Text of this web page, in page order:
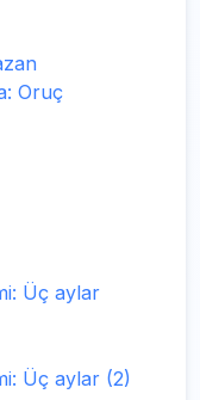
Oruç
Üç aylar
Üç aylar (2)